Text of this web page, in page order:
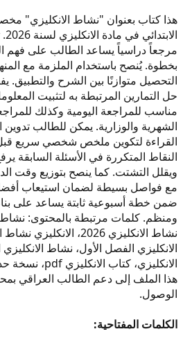
هذا كتاب بعنوان "نشاط الانكليزي"
مرجعاً دراسياً يساعد الطالب على فهم
بخطوة. يُنصح باستخدام الملزمة مع
التحصيل متوازنًا بين الشرح والتطبيق.
حل التمارين المرتبطة به لتثبيت
مناسب للمراجعة اليومية وكذلك
الشهرية والوزارية. يمكن للطالب تدوين
القراءة لتكوين ملخص شخصي سريع قبل
النقاط المتكررة في الأسئلة السابقة
ويقلل التشتت. كما ينصح بتوزيع وقت
مع فواصل بسيطة لضمان استيعاب
ضمن خطة أسبوعية ثابتة يساعد على
الانكليزي الفصل الأول، نشاط
هذا الملف إلى دعم الطالب العراقي
الوصول.
الكلمات المفتاحية: